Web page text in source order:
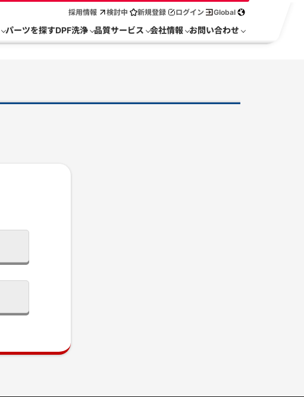
採用情報 検討中 新規登録 ログイン Global
パーツを探すDPF洗浄 品質サービス 会社情報 お問い合わせ